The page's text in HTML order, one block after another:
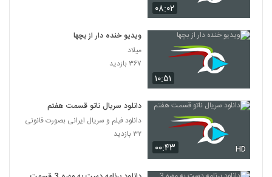
۰۸:۰۲
۱۰:۵۱
ویدیو خنده دار از بچها
میلاد
۳۶۷ بازدید
۰۰:۴۳ HD
دانلود سریال ناتو قسمت هفتم
دانلود فیلم و سریال ایرانی بصورت قانونی
۳۲ بازدید